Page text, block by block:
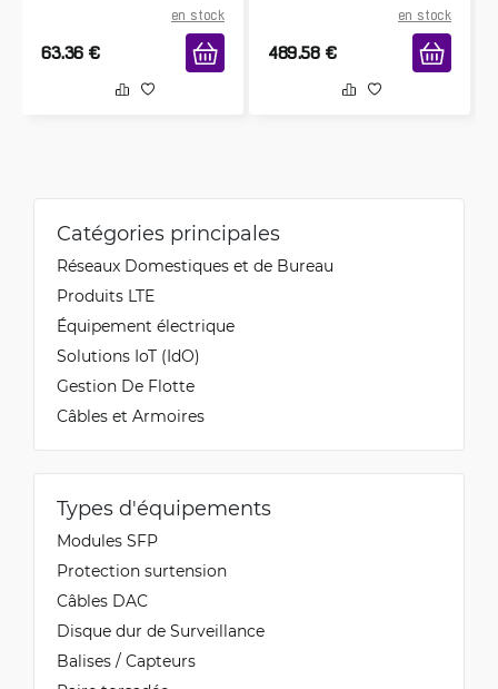
en stock
63.36 €
en stock
489.58 €
Catégories principales
Réseaux Domestiques et de Bureau
Produits LTE
Équipement électrique
Solutions IoT (IdO)
Gestion De Flotte
Câbles et Armoires
Types d'équipements
Modules SFP
Protection surtension
Câbles DAC
Disque dur de Surveillance
Balises / Capteurs